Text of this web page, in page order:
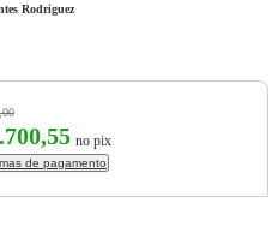
Rodriguez
no pix
de pagamento